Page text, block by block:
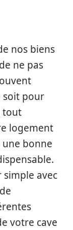
nos biens
ne pas
soit pour
tout
logement
une bonne
simple avec
votre cave